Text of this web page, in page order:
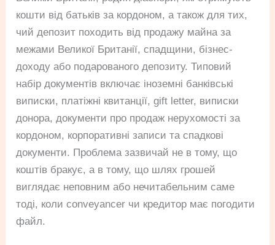
кошти від батьків за кордоном, а також для тих,
чий депозит походить від продажу майна за
межами Великої Британії, спадщини, бізнес-
доходу або подарованого депозиту. Типовий
набір документів включає іноземні банківські
виписки, платіжні квитанції, gift letter, виписки
донора, документи про продаж нерухомості за
кордоном, корпоративні записи та спадкові
документи. Проблема зазвичай не в тому, що
коштів бракує, а в тому, що шлях грошей
виглядає неповним або нечитабельним саме
тоді, коли conveyancer чи кредитор має погодити
файл.